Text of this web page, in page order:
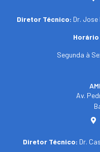
Diretor Técnico: Dr. Jose
Segunda à
Av.
Diretor Técnico: Dr.